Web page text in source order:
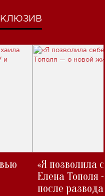
«Я позволила
Елена Тополя
после развода